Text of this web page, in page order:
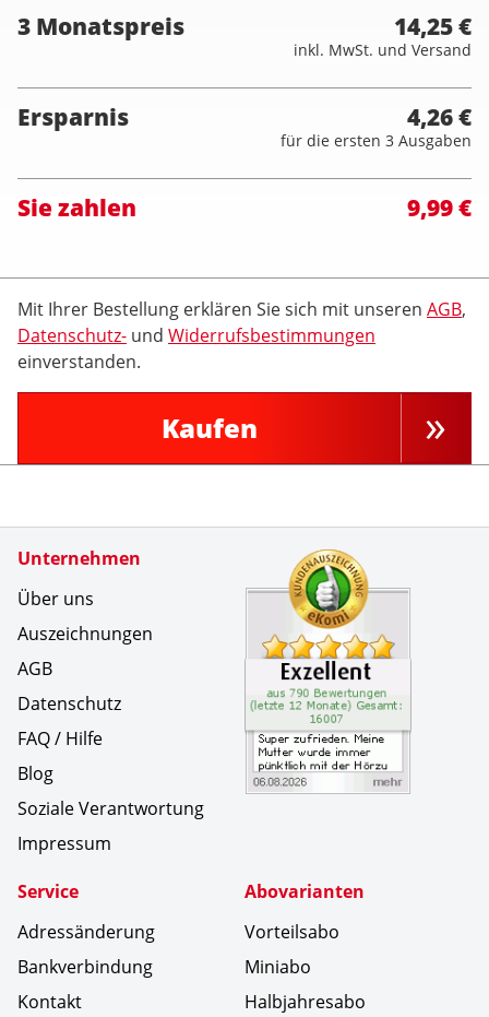
3 Monatspreis 14,25 €
inkl. MwSt. und Versand
Ersparnis 4,26 €
für die ersten 3 Ausgaben
Sie zahlen 9,99 €
Mit Ihrer Bestellung erklären Sie sich mit unseren AGB,
Datenschutz- und Widerrufsbestimmungen
einverstanden.
Kaufen
Unternehmen
Über uns
Auszeichnungen
AGB
Datenschutz
FAQ / Hilfe
Blog
Soziale Verantwortung
Impressum
Service
Adressänderung
Bankverbindung
Kontakt
Abovarianten
Vorteilsabo
Miniabo
Halbjahresabo
Zertifikate